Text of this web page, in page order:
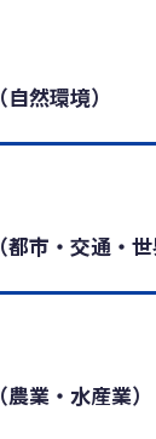
然環境）
市・交通・世
業・水産業）